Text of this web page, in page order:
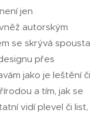
jen
autorským
se skrývá spousta
přes
jako je leštění či
a tím, jak se
vidí plevel či list,